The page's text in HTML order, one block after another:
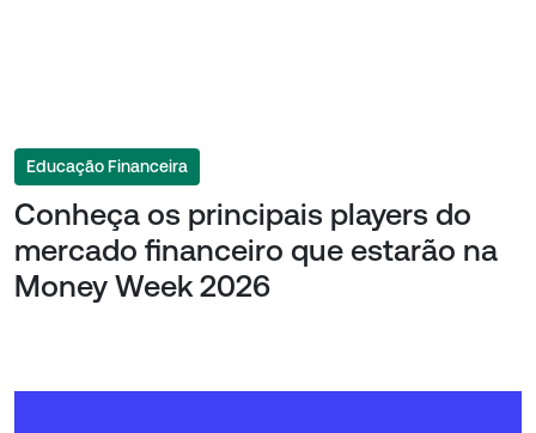
Educação Financeira
Conheça os principais players do
mercado financeiro que estarão na
Money Week 2026